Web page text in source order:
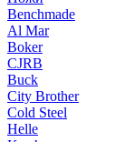
Benchmade
Al Mar
Boker
CJRB
Buck
City Brother
Cold Steel
Helle